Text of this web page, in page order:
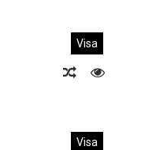
Visa
Visa